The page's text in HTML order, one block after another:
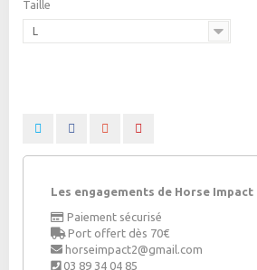
Taille
L
Les engagements de Horse Impact
Paiement sécurisé
Port offert dès 70€
horseimpact2@gmail.com
03 89 34 04 85